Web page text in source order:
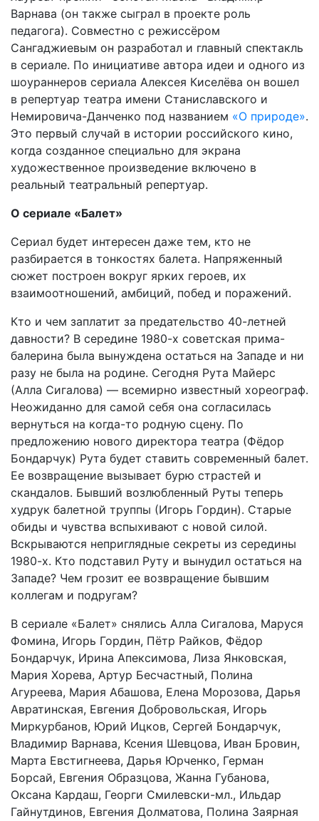
Варнава (он также сыграл в проекте роль
педагога). Совместно с режиссёром
Сангаджиевым он разработал и главный спектакль
в сериале. По инициативе автора идеи и одного из
шоураннеров сериала Алексея Киселёва он вошел
в репертуар театра имени Станиславского и
Немировича-Данченко под названием «О природе».
Это первый случай в истории российского кино,
когда созданное специально для экрана
художественное произведение включено в
реальный театральный репертуар.
О сериале «Балет»
Сериал будет интересен даже тем, кто не
разбирается в тонкостях балета. Напряженный
сюжет построен вокруг ярких героев, их
взаимоотношений, амбиций, побед и поражений.
Кто и чем заплатит за предательство 40-летней
давности? В середине 1980-х советская прима-
балерина была вынуждена остаться на Западе и ни
разу не была на родине. Сегодня Рута Майерс
(Алла Сигалова) — всемирно известный хореограф.
Неожиданно для самой себя она согласилась
вернуться на когда-то родную сцену. По
предложению нового директора театра (Фёдор
Бондарчук) Рута будет ставить современный балет.
Ее возвращение вызывает бурю страстей и
скандалов. Бывший возлюбленный Руты теперь
худрук балетной труппы (Игорь Гордин). Старые
обиды и чувства вспыхивают с новой силой.
Вскрываются неприглядные секреты из середины
1980-х. Кто подставил Руту и вынудил остаться на
Западе? Чем грозит ее возвращение бывшим
коллегам и подругам?
В сериале «Балет» снялись Алла Сигалова, Маруся
Фомина, Игорь Гордин, Пётр Райков, Фёдор
Бондарчук, Ирина Апексимова, Лиза Янковская,
Мария Хорева, Артур Бесчастный, Полина
Агуреева, Мария Абашова, Елена Морозова, Дарья
Авратинская, Евгения Добровольская, Игорь
Миркурбанов, Юрий Ицков, Сергей Бондарчук,
Владимир Варнава, Ксения Шевцова, Иван Бровин,
Марта Евстигнеева, Дарья Юрченко, Герман
Борсай, Евгения Образцова, Жанна Губанова,
Оксана Кардаш, Георги Смилевски-мл., Ильдар
Гайнутдинов, Евгения Долматова, Полина Заярная